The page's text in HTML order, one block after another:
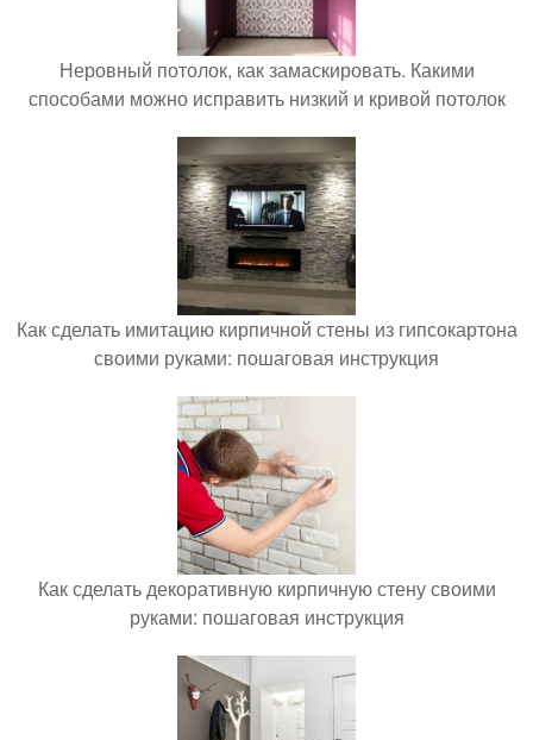
Неровный потолок, как замаскировать. Какими
способами можно исправить низкий и кривой потолок
Как сделать имитацию кирпичной стены из гипсокартона
своими руками: пошаговая инструкция
Как сделать декоративную кирпичную стену своими
руками: пошаговая инструкция